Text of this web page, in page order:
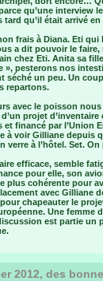
qu’une interview
tard qu’il était arrivé
frais à Diana. Eti
a dit pouvoir le
chez Eti. Anita sa
», pesterons nos
séché un peu. Un
repartons.
avec le poisson
projet
et financé par l’Union
voir Gilliane depuis
verre à l’hôtel. Set.
efficace, semble
pour elle, son
plus cohérente pour
avec Gilliane
chapeauter le
Une femme
est partie un
2012, des